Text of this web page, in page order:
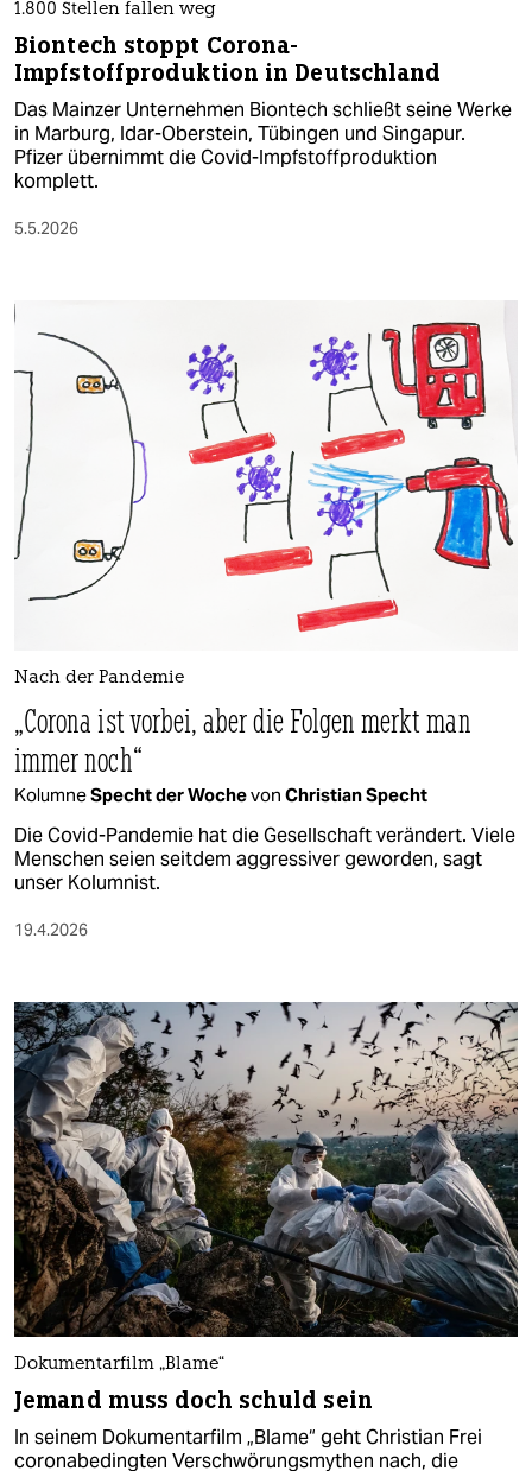
1.800 Stellen fallen weg
Biontech stoppt Corona-
Impfstoffproduktion in Deutschland
Das Mainzer Unternehmen Biontech schließt seine Werke
in Marburg, Idar-Oberstein, Tübingen und ‌Singapur.
Pfizer übernimmt die Covid-Impfstoffproduktion
komplett.
5.5.2026
Nach der Pandemie
„Corona ist vorbei, aber die Folgen merkt man
immer noch“
KolumneSpecht der Wochevon Christian Specht
Die Covid-Pandemie hat die Gesellschaft verändert. Viele
Menschen seien seitdem aggressiver geworden, sagt
unser Kolumnist.
19.4.2026
Dokumentarfilm „Blame“
Jemand muss doch schuld sein
In seinem Dokumentarfilm „Blame“ geht Christian Frei
coronabedingten Verschwörungsmythen nach, die